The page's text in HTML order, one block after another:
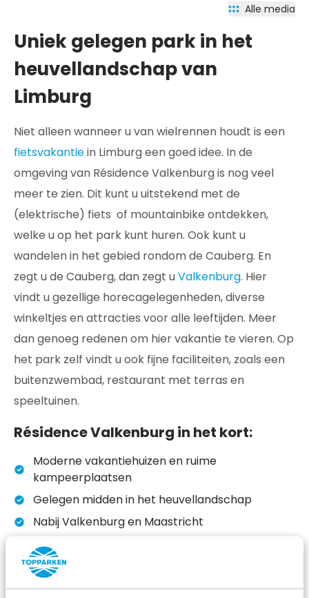
Alle media
Uniek gelegen park in het
heuvellandschap van
Limburg
Niet alleen wanneer u van wielrennen houdt is een
fietsvakantiein Limburg een goed idee. In de
omgeving van Résidence Valkenburg is nog veel
meer te zien. Dit kunt u uitstekend met de
(elektrische) fiets of mountainbike ontdekken,
welke u op het park kunt huren. Ook kunt u
wandelen in het gebied rondom de Cauberg. En
zegt u de Cauberg, dan zegt uValkenburg. Hier
vindt u gezellige horecagelegenheden, diverse
winkeltjes en attracties voor alle leeftijden. Meer
dan genoeg redenen om hier vakantie te vieren. Op
het park zelf vindt u ook fijne faciliteiten, zoals een
buitenzwembad, restaurant met terras en
speeltuinen.
Résidence Valkenburg in het kort:
Moderne vakantiehuizen en ruime
kampeerplaatsen
Gelegen midden in het heuvellandschap
Nabij Valkenburg en Maastricht
Buitenzwembad en fietsverhuur
Accommodaties met privé wellness
Eerlijke prijzen volgens de Consumentenbond